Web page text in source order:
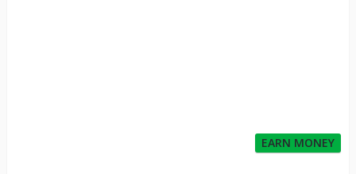
EARN MONEY